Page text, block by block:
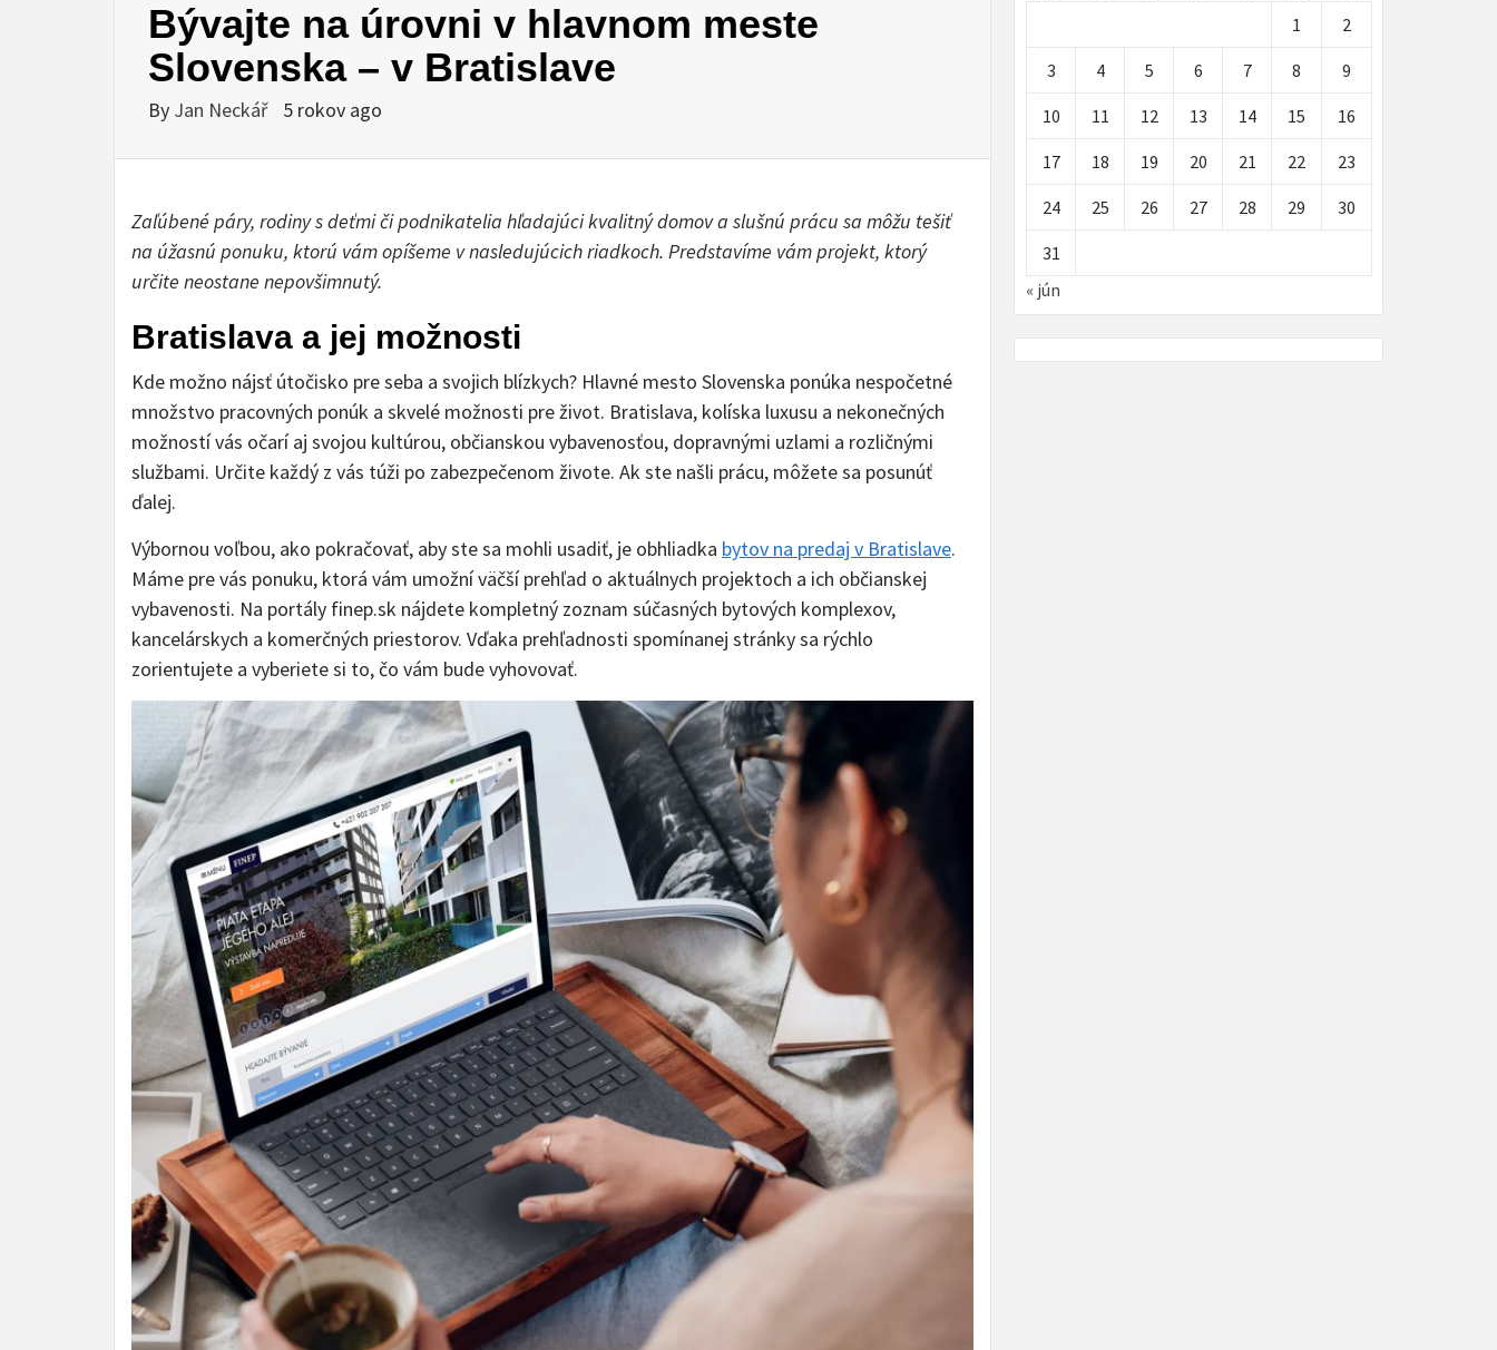
Bývajte na úrovni v hlavnom meste
Slovenska – v Bratislave
By Jan Neckář 5 rokov ago
Zaľúbené páry, rodiny s deťmi či podnikatelia hľadajúci kvalitný domov a slušnú prácu sa môžu tešiť
na úžasnú ponuku, ktorú vám opíšeme v nasledujúcich riadkoch. Predstavíme vám projekt, ktorý
určite neostane nepovšimnutý.
Bratislava a jej možnosti
Kde možno nájsť útočisko pre seba a svojich blízkych? Hlavné mesto Slovenska ponúka nespočetné
množstvo pracovných ponúk a skvelé možnosti pre život. Bratislava, kolíska luxusu a nekonečných
možností vás očarí aj svojou kultúrou, občianskou vybavenosťou, dopravnými uzlami a rozličnými
službami. Určite každý z vás túži po zabezpečenom živote. Ak ste našli prácu, môžete sa posunúť
ďalej.
Výbornou voľbou, ako pokračovať, aby ste sa mohli usadiť, je obhliadka bytov na predaj v Bratislave.
Máme pre vás ponuku, ktorá vám umožní väčší prehľad o aktuálnych projektoch a ich občianskej
vybavenosti. Na portály finep.sk nájdete kompletný zoznam súčasných bytových komplexov,
kancelárskych a komerčných priestorov. Vďaka prehľadnosti spomínanej stránky sa rýchlo
zorientujete a vyberiete si to, čo vám bude vyhovovať.
1
2
3 4 5 6 7 8 9
10 11 12 13 14 15 16
17 18 19 20 21 22 23
24 25 26 27 28 29 30
31
« jún